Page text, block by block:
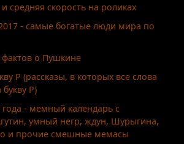
средняя скорость на роликах
- самые богатые люди мира по
фактов о Пушкине
Р (рассказы, в которых все слова
Р)
- мемный календарь с
умный негр, ждун, Шурыгина,
и прочие смешные мемасы